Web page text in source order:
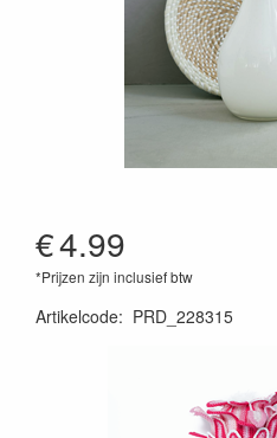
€4.99
*Prijzen zijn inclusief btw
Artikelcode: PRD_228315